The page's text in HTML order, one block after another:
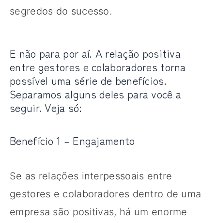
segredos do sucesso.
E não para por aí. A relação positiva
entre gestores e colaboradores torna
possível uma série de benefícios.
Separamos alguns deles para você a
seguir. Veja só:
Benefício 1 – Engajamento
Se as relações interpessoais entre
gestores e colaboradores dentro de uma
empresa são positivas, há um enorme